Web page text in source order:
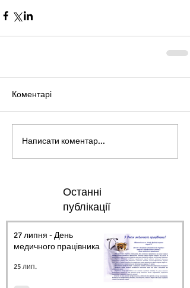
Коментарі
Написати коментар...
Останні
публікації
27 липня - День
медичного працівника.
25 лип.